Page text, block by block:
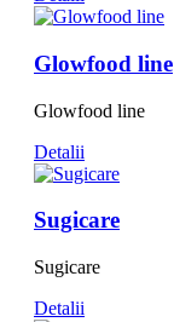
Glowfood line
Glowfood line
Detalii
Sugicare
Sugicare
Detalii